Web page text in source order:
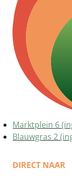
Marktplein 6
Blauwgras 2
DIRECT NAAR